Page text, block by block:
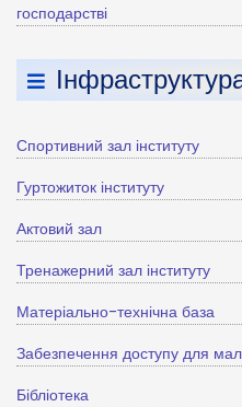
господарстві
Спортивний зал інституту
Гуртожиток інституту
Актовий зал
Тренажерний зал інституту
Матеріально-технічна база
Забезпечення доступу для
Бібліотека